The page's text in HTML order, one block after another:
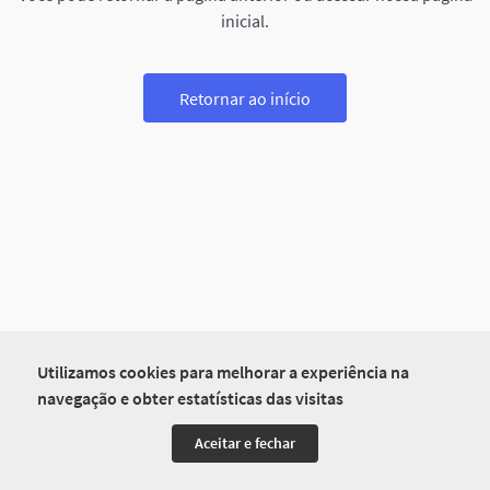
Utilizamos cookies para melhorar a experiência na
navegação e obter estatísticas das visitas
Aceitar e fechar
inicial.
Retornar ao início